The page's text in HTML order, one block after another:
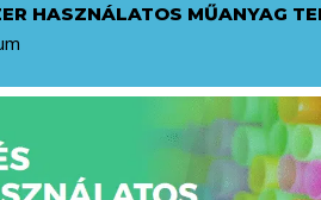
HASZNÁLATOS MŰANYAG